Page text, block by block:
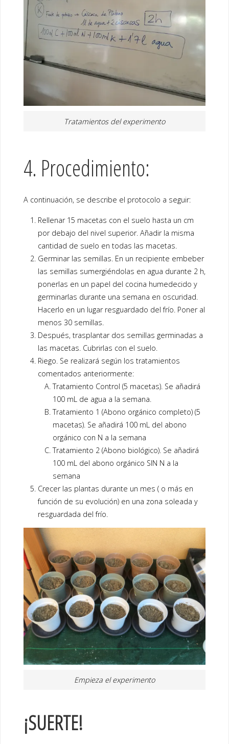
Tratamientos del experimento
4. Procedimiento:
A continuación, se describe el protocolo a seguir:
Rellenar 15 macetas con el suelo hasta un cm
por debajo del nivel superior. Añadir la misma
cantidad de suelo en todas las macetas.
Germinar las semillas. En un recipiente embeber
las semillas sumergiéndolas en agua durante 2 h,
ponerlas en un papel del cocina humedecido y
germinarlas durante una semana en oscuridad.
Hacerlo en un lugar resguardado del frío. Poner al
menos 30 semillas.
Después, trasplantar dos semillas germinadas a
las macetas. Cubrirlas con el suelo.
Riego. Se realizará según los tratamientos
comentados anteriormente:
Tratamiento Control (5 macetas). Se añadirá
100 mL de agua a la semana.
Tratamiento 1 (Abono orgánico completo) (5
macetas). Se añadirá 100 mL del abono
orgánico con N a la semana
Tratamiento 2 (Abono biológico). Se añadirá
100 mL del abono orgánico SIN N a la
semana
Crecer las plantas durante un mes ( o más en
función de su evolución) en una zona soleada y
resguardada del frío.
Empieza el experimento
¡SUERTE!